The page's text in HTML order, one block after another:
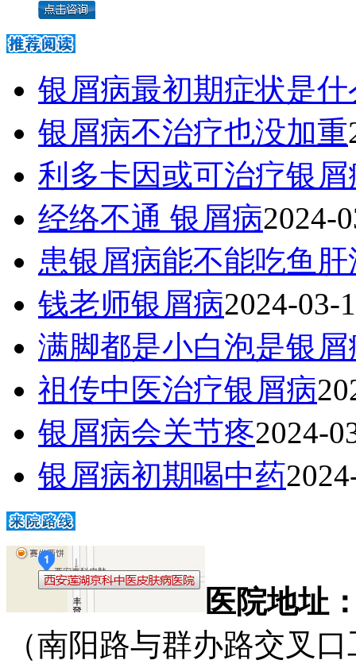
银屑病最初期症状是什
银屑病不治疗也没加重
利多卡因或可治疗银屑
经络不通 银屑病2024-
患银屑病能不能吃鱼肝
钱老师银屑病2024-03-
满脚都是小白泡是银屑
祖传中医治疗银屑病
银屑病会关节疼2024-
银屑病初期喝中药
医院地址
（南阳路与群办路交叉